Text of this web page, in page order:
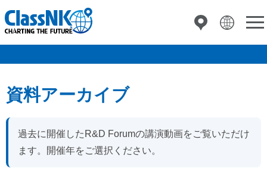
資料アーカイブ
過去に開催したR&D Forumの講演動画をご覧いただけ
ます。開催年をご選択ください。